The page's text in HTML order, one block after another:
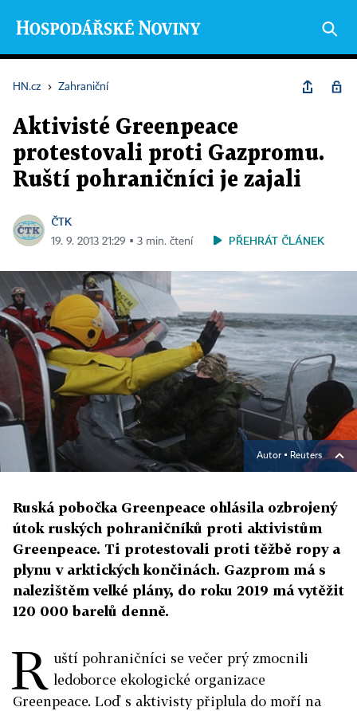
HN.cz › Zahraniční
Aktivisté Greenpeace
protestovali proti Gazpromu.
Ruští pohraničníci je zajali
ČTK
19. 9. 2013 21:29 ▪ 3 min. čtení PŘEHRÁT ČLÁNEK
Autor ▪ Reuters
Ruská pobočka Greenpeace ohlásila ozbrojený
útok ruských pohraničníků proti aktivistům
Greenpeace. Ti protestovali proti těžbě ropy a
plynu v arktických končinách. Gazprom má s
nalezištěm velké plány, do roku 2019 má vytěžit
120 000 barelů denně.
R uští pohraničníci se večer prý zmocnili
ledoborce ekologické organizace
Greenpeace. Loď s aktivisty připlula do moří na